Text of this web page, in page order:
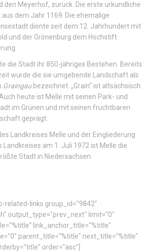
den Meyerhof, zurück. Die erste urkundliche
dem Jahr 1169. Die ehemalige
diente seit dem 12. Jahrhundert mit
und der Grönenburg dem Hochstift
die Stadt ihr 850-jähriges Bestehen. Bereits
wurde die sie umgebende Landschaft als
Graingaubezeichnet. „Grain“ ist altsächsisch
heute ist Melle mit seinen Park- und
im Grünen und mit seinen fruchtbaren
geprägt.
Landkreises Melle und der Eingliederung
Landkreises am 1. Juli 1972 ist Melle die
Stadt in Niedersachsen.
related-links group_id="9842"
output_type="prev_next" limit="0"
link_anchor_title="%title"
parent_title="%title" next_title="%title"
order="asc"]